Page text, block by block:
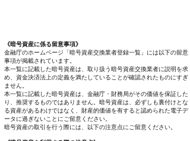
《暗号資産に係る留意事項》
金融庁のホームページ「暗号資産交換業者登録一覧」には以下の留意
事項が掲載されています。
本一覧に記載した暗号資産は、取り扱う暗号資産交換業者に説明を求
め、資金決済法上の定義を満たしていることが確認されたものにすぎ
ません。
本一覧に記載した暗号資産は、金融庁・財務局がその価値を保証した
り、推奨するものではありません。暗号資産は、必ずしも裏付けとな
る資産があるわけではなく、財産的価値を有すると認められた電子デ
ータに過ぎないことにご留意ください。
暗号資産の取引を行う際には、以下の注意点にご留意ください。